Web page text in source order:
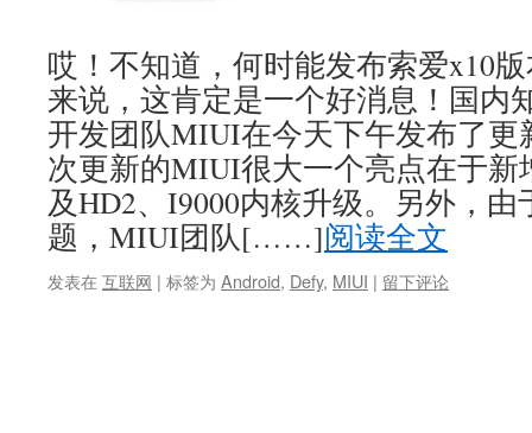
哎！不知道，何时能发布索爱x10
来说，这肯定是一个好消息！国内
开发团队MIUI在今天下午发布了更
次更新的MIUI很大一个亮点在于新
及HD2、I9000内核升级。另外，
题，MIUI团队[……]阅读全文
发表在 互联网 | 标签为 Android, Defy, MIUI | 留下评论